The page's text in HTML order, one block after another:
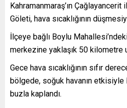
Kahramanmaraş’ın
Göleti, hava sıcaklığının
İlçeye bağlı Boylu
merkezine yaklaşık 50 kilometre
Gece hava sıcaklığının sıfır
bölgede, soğuk havanın
buzla kaplandı.